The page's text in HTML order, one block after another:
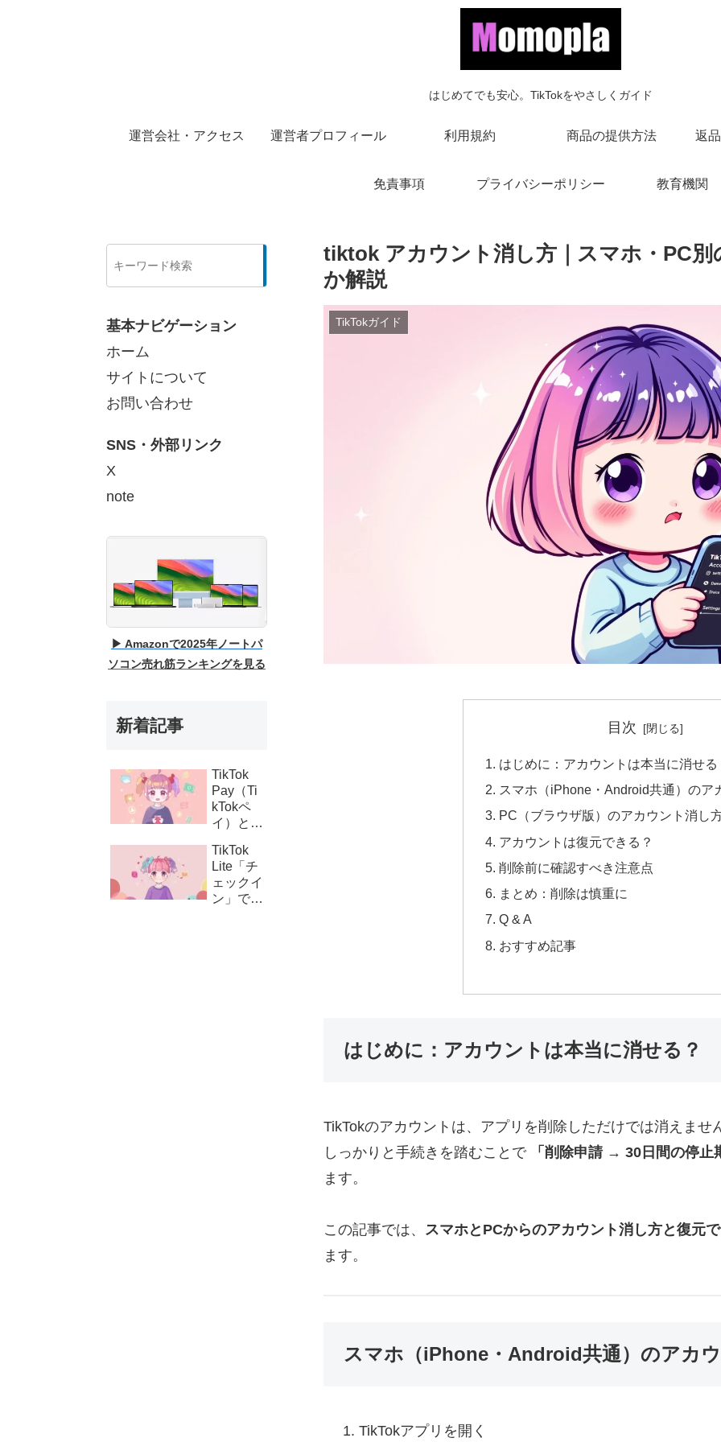
はじめてでも安心。TikTokをやさしくガイド
運営会社・アクセス 運営者プロフィール 利用規約 商品の提供方法 返
免責事項 プライバシーポリシー 教育機関
tiktok アカウント消し方｜スマホ・PC別
か解説
TikTokガイド
目次
はじめに：アカウントは本当に消せる
スマホ（iPhone・Android共通）のア
PC（ブラウザ版）のアカウント消し
アカウントは復元できる？
削除前に確認すべき注意点
まとめ：削除は慎重に
Q & A
おすすめ記事
はじめに：アカウントは本当に消せる？
TikTokのアカウントは、アプリを削除しただけでは消えませ
しっかりと手続きを踏むことで
「削除申請 → 30日間の停止
ます。
この記事では、 スマホとPCからのアカウント消し方と復元
ます。
スマホ（iPhone・Android共通）のアカ
TikTokアプリを開く
基本ナビゲーション
ホーム
サイトについて
お問い合わせ
SNS・外部リンク
X
note
▶ Amazonで2025年ノートパ
ソコン売れ筋ランキングを見る
新着記事
TikTok
Pay（Ti
kTokペ
イ）と
い設定の
方法とコ
イン購
入・課金
TikTok
Lite「チ
ェックイ
ン」でき